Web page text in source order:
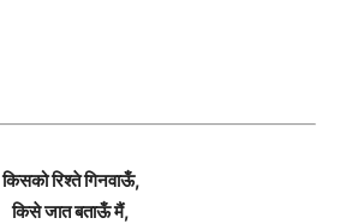
किसको रिश्ते गिनवाऊँ,
किसे जात बताऊँ मैं,